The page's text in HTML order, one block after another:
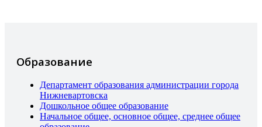
Образование
Департамент образования администрации города
Нижневартовска
Дошкольное общее образование
Начальное общее, основное общее, среднее общее